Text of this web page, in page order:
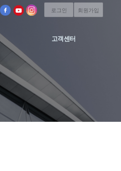
로그인 회원가입
고객센터